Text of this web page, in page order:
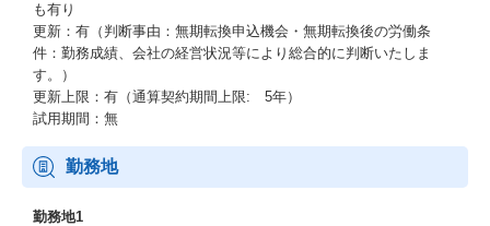
も有り
更新：有（判断事由：無期転換申込機会・無期転換後の労働条
件：勤務成績、会社の経営状況等により総合的に判断いたしま
す。）
更新上限：有（通算契約期間上限: 5年）
試用期間：無
勤務地
勤務地1